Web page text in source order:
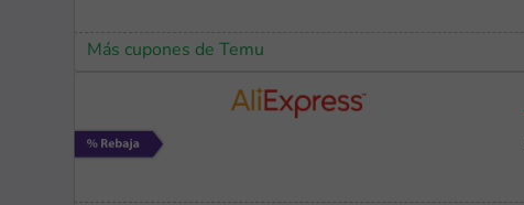
Más cupones de Temu